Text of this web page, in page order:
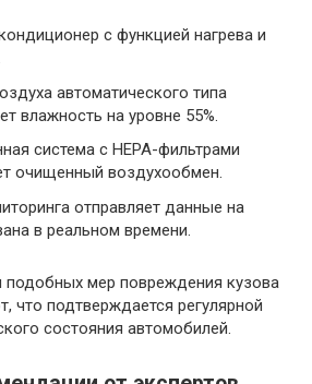
с функцией нагрева и
автоматического типа
влажность на уровне 55%.
система с HEPA-фильтрами
очищенный воздухообмен.
отправляет данные на
в реальном времени.
подобных мер повреждения кузова
что подтверждается регулярной
состояния автомобилей.